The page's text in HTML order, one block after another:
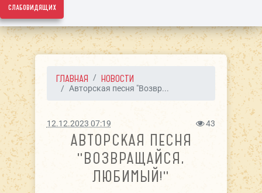
слабовидящих
ГЛАВНАЯ НОВОСТИ
Авторская песня "Возвр...
12.12.2023 07:19 43
АВТОРСКАЯ ПЕСНЯ
"ВОЗВРАЩАЙСЯ,
ЛЮБИМЫЙ!"